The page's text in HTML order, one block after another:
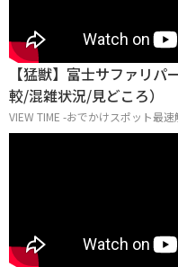
【猛獣】富士サファリ
較/混雑状況/見どころ）
VIEW TIME -おでかけスポット最